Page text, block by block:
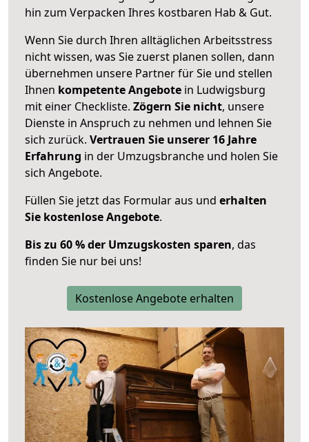
hin zum Verpacken Ihres kostbaren Hab & Gut.
Wenn Sie durch Ihren alltäglichen Arbeitsstress
nicht wissen, was Sie zuerst planen sollen, dann
übernehmen unsere Partner für Sie und stellen
Ihnen kompetente Angebote in Ludwigsburg
mit einer Checkliste. Zögern Sie nicht, unsere
Dienste in Anspruch zu nehmen und lehnen Sie
sich zurück. Vertrauen Sie unserer 16 Jahre
Erfahrung in der Umzugsbranche und holen Sie
sich Angebote.
Füllen Sie jetzt das Formular aus und erhalten
Sie kostenlose Angebote.
Bis zu 60 % der Umzugskosten sparen, das
finden Sie nur bei uns!
Kostenlose Angebote erhalten